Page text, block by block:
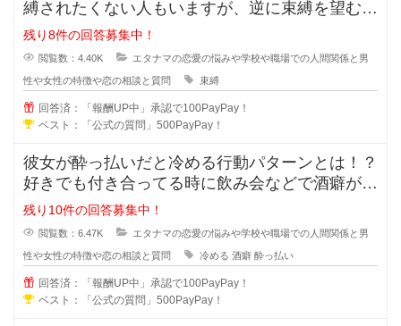
縛されたくない人もいますが、逆に束縛を望む人
もいますよね？彼氏彼女の関係にな
残り8件の回答募集中！
閲覧数：4.40K エタナマの恋愛の悩みや学校や職場での人間関係と男
性や女性の特徴や恋の相談と質問 束縛
回答済：「報酬UP中」承認で100PayPay！
ベスト：「公式の質問」500PayPay！
彼女が酔っ払いだと冷める行動パターンとは！？
好きでも付き合ってる時に飲み会などで酒癖が悪
い彼女だと冷めたり、引いたりしま
残り10件の回答募集中！
閲覧数：6.47K エタナマの恋愛の悩みや学校や職場での人間関係と男
性や女性の特徴や恋の相談と質問 冷める 酒癖 酔っ払い
回答済：「報酬UP中」承認で100PayPay！
ベスト：「公式の質問」500PayPay！